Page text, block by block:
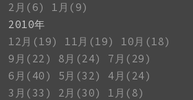
2月(6)
1月(9)
2010年
12月(19)
11月(19)
10月(18)
9月(22)
8月(24)
7月(29)
6月(40)
5月(32)
4月(24)
3月(33)
2月(30)
1月(8)